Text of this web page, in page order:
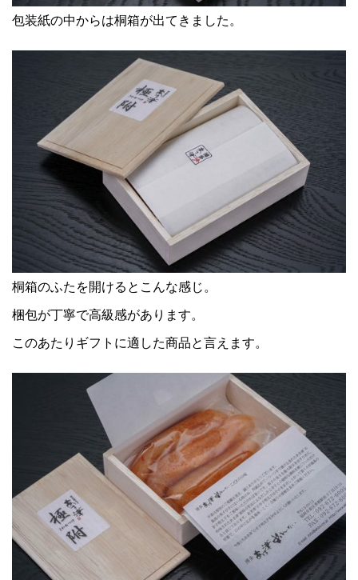
包装紙の中からは桐箱が出てきました。
桐箱のふたを開けるとこんな感じ。
梱包が丁寧で高級感があります。
このあたりギフトに適した商品と言えます。